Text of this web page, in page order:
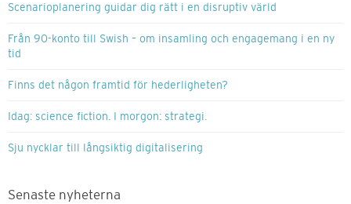
Scenarioplanering guidar dig rätt i en disruptiv värld
Från 90-konto till Swish – om insamling och engagemang i en ny
tid
Finns det någon framtid för hederligheten?
Idag: science fiction. I morgon: strategi.
Sju nycklar till långsiktig digitalisering
Senaste nyheterna